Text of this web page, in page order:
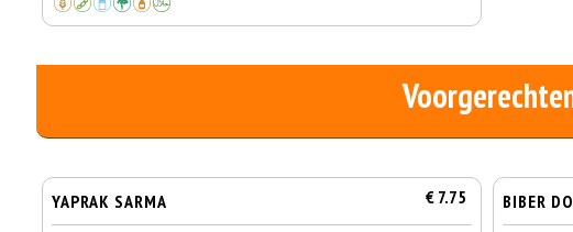
YAPRAK SARMA € 7.75 BIBER